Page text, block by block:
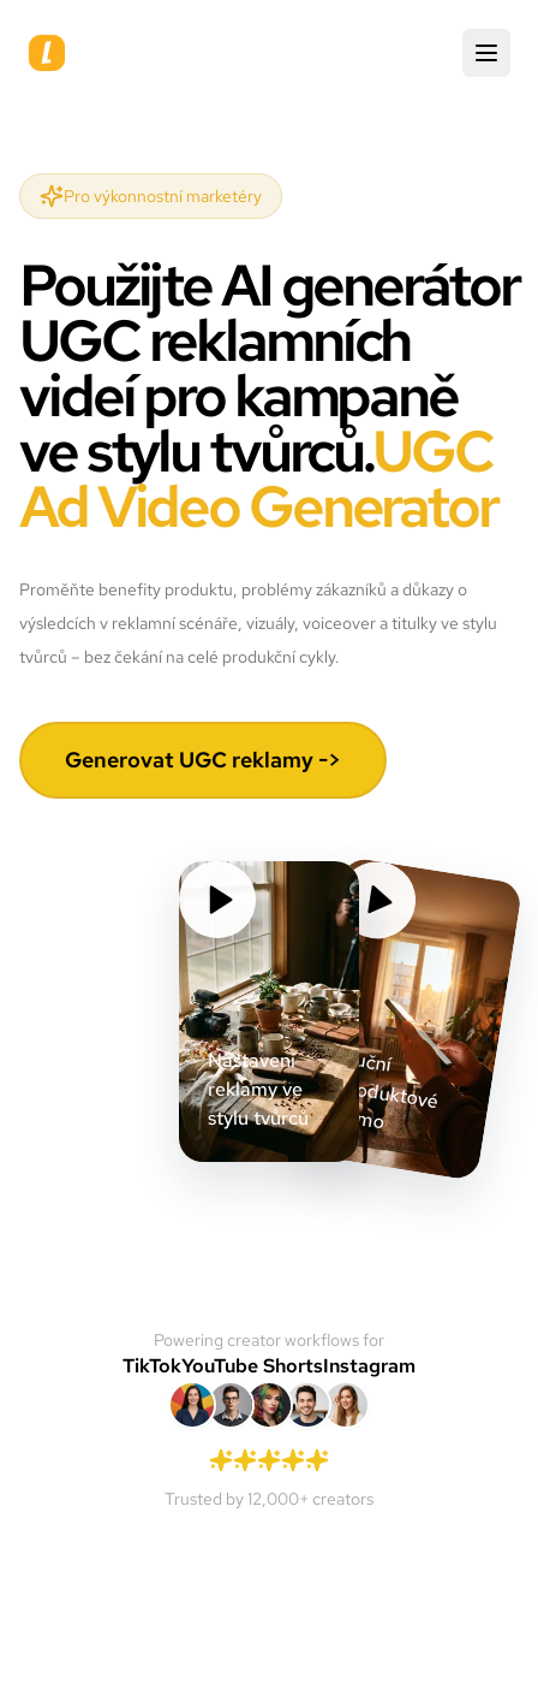
Pro výkonnostní marketéry
Použijte AI generátor
UGC reklamních
videí pro kampaně
ve stylu tvůrců.UGC
Ad Video Generator
Proměňte benefity produktu, problémy zákazníků a důkazy o
výsledcích v reklamní scénáře, vizuály, voiceover a titulky ve stylu
tvůrců – bez čekání na celé produkční cykly.
Generovat UGC reklamy ->
Nastavení
reklamy ve
stylu tvůrců
Ruční
produktové
dem
o
Powering creator workflows for
TikTokYouTube ShortsInstagram
Trusted by 12,000+ creators